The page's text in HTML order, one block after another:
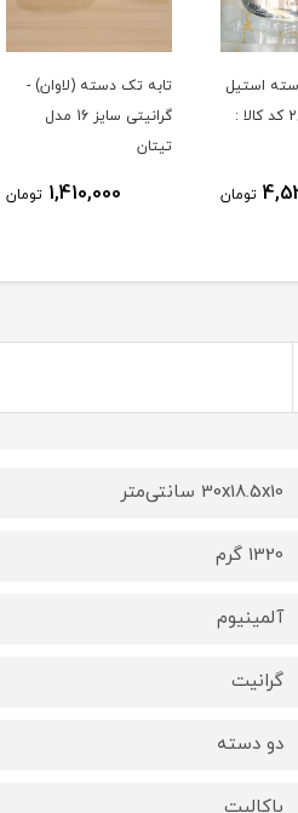
استیل
یونیک سایز 28 کد کالا :
تومان
تابه تک دسته (لاوان) -
گرانیتی سایز 16 مدل
تیتان
1,410,000 تومان
30x18.5x10 سانتی‌متر
1320 گرم
آلمینیوم
گرانیت
دو دسته
باکالیت